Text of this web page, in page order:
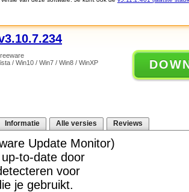
/ Win10 / Win7 / Win8 / WinXP
Informatie Alle versies Reviews
Update Monitor)
to-date door
voor
je gebruikt.